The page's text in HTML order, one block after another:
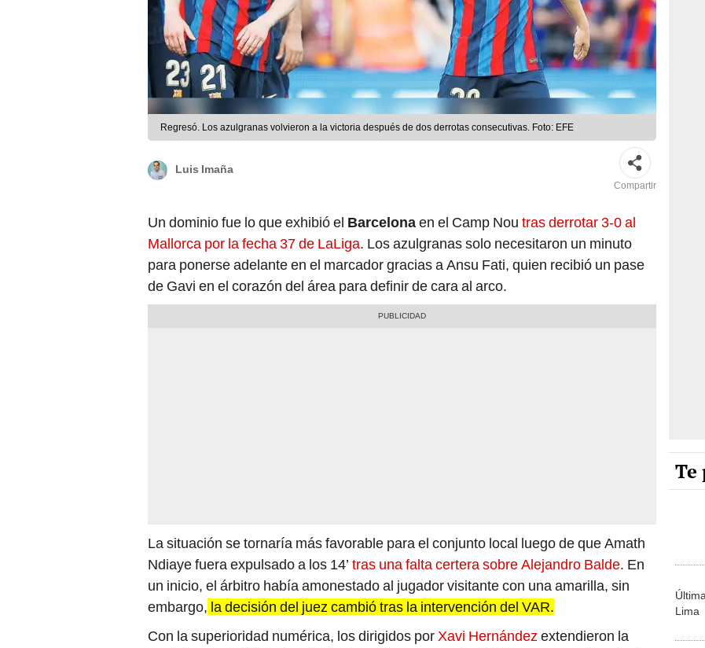
Regresó. Los azulgranas volvieron a la victoria después de dos derrotas consecutivas. Foto: EFE
Luis Imaña
Compartir
Un dominio fue lo que exhibió el Barcelonaen el Camp Nou tras derrotar 3-0 al
Mallorca por la fecha 37 de LaLiga. Los azulgranas solo necesitaron un minuto
para ponerse adelante en el marcador gracias a Ansu Fati, quien recibió un pase
de Gavi en el corazón del área para definir de cara al arco.
La situación se tornaría más favorable para el conjunto local luego de que Amath
Ndiaye fuera expulsado a los 14’ tras una falta certera sobre Alejandro Balde. En
un inicio, el árbitro había amonestado al jugador visitante con una amarilla, sin
embargo, la decisión del juez cambió tras la intervención del VAR.
Con la superioridad numérica, los dirigidos porXavi Hernándezextendieron la
Te
Lima